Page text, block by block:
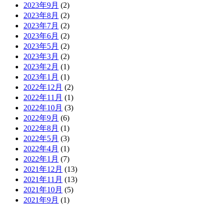
2023年9月 (2)
2023年8月 (2)
2023年7月 (2)
2023年6月 (2)
2023年5月 (2)
2023年3月 (2)
2023年2月 (1)
2023年1月 (1)
2022年12月 (2)
2022年11月 (1)
2022年10月 (3)
2022年9月 (6)
2022年8月 (1)
2022年5月 (3)
2022年4月 (1)
2022年1月 (7)
2021年12月 (13)
2021年11月 (13)
2021年10月 (5)
2021年9月 (1)